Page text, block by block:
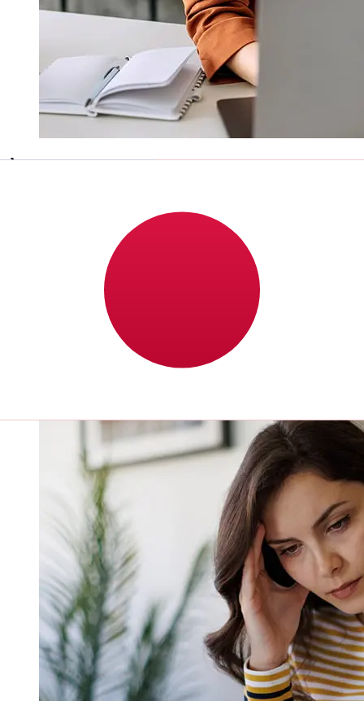
Les délais de livraison pour les transferts internationaux
avec Banco ProCredit de États-Unis à Japon varient
selon le mode de paiement et le moment de la
transaction. En général, les virements bancaires
internationaux prennent de 1 à 5 jours ouvrables. Des
facteurs tels que les jours fériés bancaires et les
contrôles de sécurité peuvent également influencer la
livraison. Vérifiez les délais de Banco ProCredit S.Apour